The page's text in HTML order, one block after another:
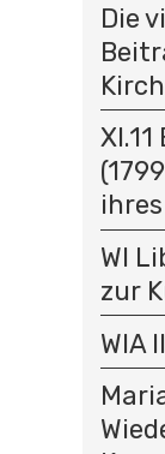
Die
WI
zur
WIA